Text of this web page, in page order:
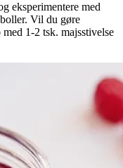
eksperimentere med
Vil du gøre
1-2 tsk. majsstivelse